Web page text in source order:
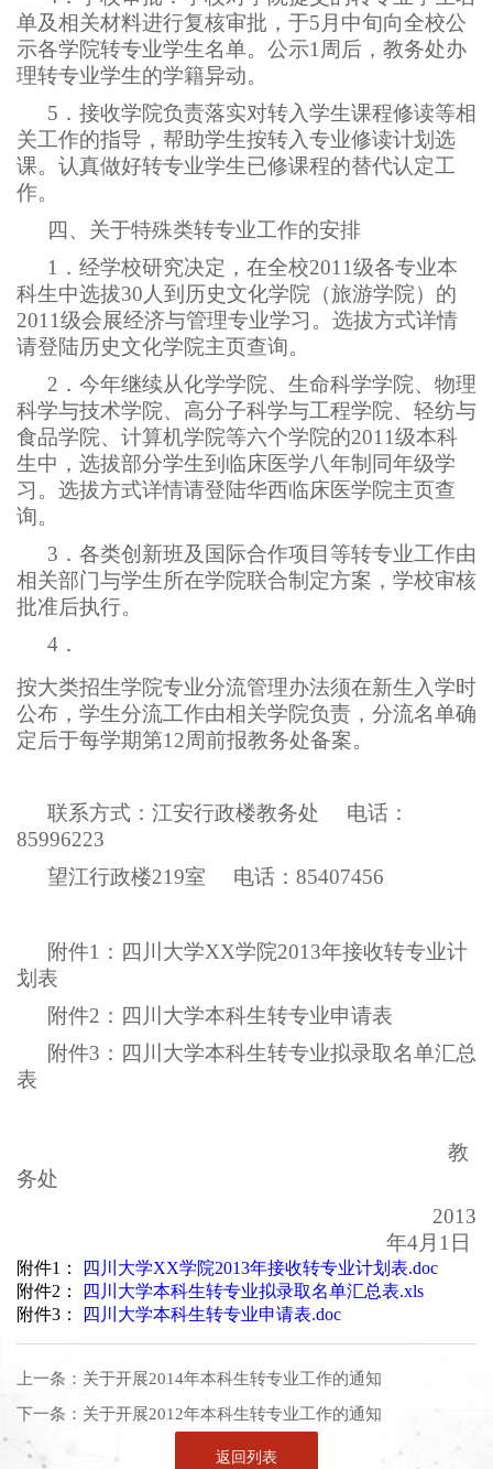
单及相关材料进行复核审批，于5月中旬向全校公
示各学院转专业学生名单。公示1周后，教务处办
理转专业学生的学籍异动。
5 ．接收学院负责落实对转入学生课程修读等相
关工作的指导，帮助学生按转入专业修读计划选
课。认真做好转专业学生已修课程的替代认定工
作。
四、关于特殊类转专业工作的安排
1 ．经学校研究决定，在全校2011级各专业本
科生中选拔30人到历史文化学院（旅游学院）的
2011级会展经济与管理专业学习。选拔方式详情
请登陆历史文化学院主页查询。
2 ．今年继续从化学学院、生命科学学院、物理
科学与技术学院、高分子科学与工程学院、轻纺与
食品学院、计算机学院等六个学院的2011级本科
生中，选拔部分学生到临床医学八年制同年级学
习。选拔方式详情请登陆华西临床医学院主页查
询。
3 ．各类创新班及国际合作项目等转专业工作由
相关部门与学生所在学院联合制定方案，学校审核
批准后执行。
4 ．
按大类招生学院专业分流管理办法须在新生入学时
公布，学生分流工作由相关学院负责，分流名单确
定后于每学期第12周前报教务处备案。
联系方式：江安行政楼教务处 电话：
85996223
望江行政楼219室 电话：85407456
附件1：四川大学XX学院2013年接收转专业计
划表
附件2：四川大学本科生转专业申请表
附件3：四川大学本科生转专业拟录取名单汇总
表
教
务处
2013
年4月1日
附件1：
四川大学XX学院2013年接收转专业计划表.doc
附件2：
四川大学本科生转专业拟录取名单汇总表.xls
附件3：
四川大学本科生转专业申请表.doc
上一条： 关于开展2014年本科生转专业工作的通知
下一条： 关于开展2012年本科生转专业工作的通知
返回列表